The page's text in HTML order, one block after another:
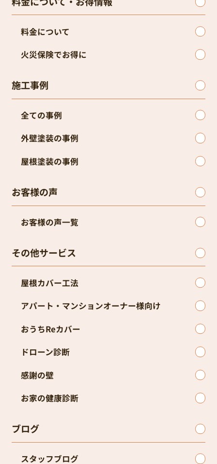
料金について
火災保険でお得に
施工事例
全ての事例
外壁塗装の事例
屋根塗装の事例
お客様の声
お客様の声一覧
その他サービス
屋根カバー工法
アパート・マンションオーナー様向け
おうちReカバー
ドローン診断
感謝の壁
お家の健康診断
ブログ
スタッフブログ